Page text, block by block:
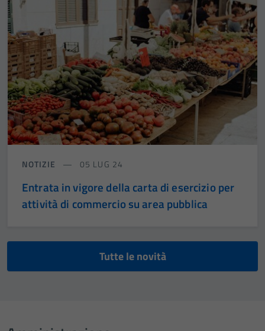
NOTIZIE 05 LUG 24
Entrata in vigore della carta di esercizio per
attività di commercio su area pubblica
Tutte le novità